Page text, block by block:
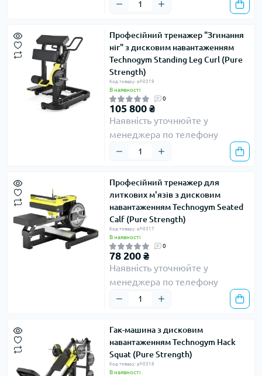
Професійний тренажер "Згинання
ніг" з дисковим навантаженням
Technogym Standing Leg Curl (Pure
Strength)
Код товару: pf-0319
В наявності
0
105 800 ₴
Наявність уточнюйте у
менеджера по телефону
Професійний тренажер для
литкових м'язів з дисковим
навантаженням Technogym Seated
Calf (Pure Strength)
Код товару: pf-0317
В наявності
0
78 200 ₴
Наявність уточнюйте у
менеджера по телефону
Гак-машина з дисковим
навантаженням Technogym Hack
Squat (Pure Strength)
Код товару: pf-0316
В наявності